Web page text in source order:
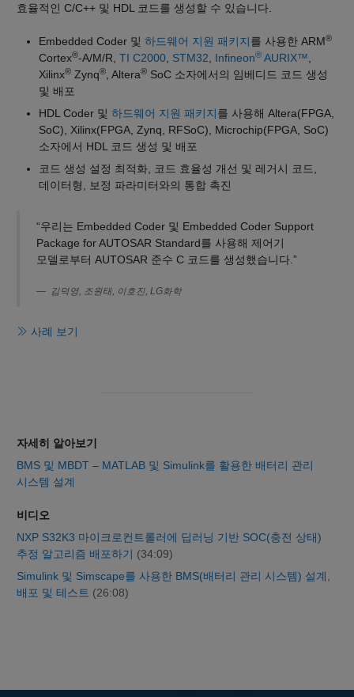
효율적인 C/C++ 및 HDL 코드를 생성할 수 있습니다.
Embedded Coder 및 하드웨어 지원 패키지를 사용한 ARM®
Cortex®-A/M/R, TI C2000 STM32 Infineon® AURIX™
Xilinx® Zynq® , Altera® SoC 소자에서의 임베디드 코드 생성
및 배포
HDL Coder 및 하드웨어 지원 패키지를 사용해 Altera(FPGA,
SoC), Xilinx(FPGA, Zynq, RFSoC), Microchip(FPGA, SoC)
소자에서 HDL 코드 생성 및 배포
코드 생성 설정 최적화, 코드 효율성 개선 및 레거시 코드,
데이터형, 보정 파라미터와의 통합 촉진
“우리는 Embedded Coder 및 Embedded Coder Support
Package for AUTOSAR Standard를 사용해 제어기
모델로부터 AUTOSAR 준수 C 코드를 생성했습니다.”
김덕영, 조원태, 이호진, LG화학
사례 보기
자세히 알아보기
BMS 및 MBDT – MATLAB 및 Simulink를 활용한 배터리 관리
시스템 설계
비디오
NXP S32K3 마이크로컨트롤러에 딥러닝 기반 SOC(충전 상태)
추정 알고리즘 배포하기 (34:09)
Simulink 및 Simscape를 사용한 BMS(배터리 관리 시스템) 설계,
배포 및 테스트 (26:08)